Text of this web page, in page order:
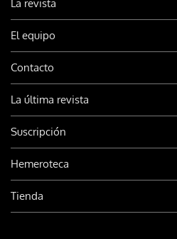
La revista
El equipo
Contacto
La última revista
Suscripción
Hemeroteca
Tienda